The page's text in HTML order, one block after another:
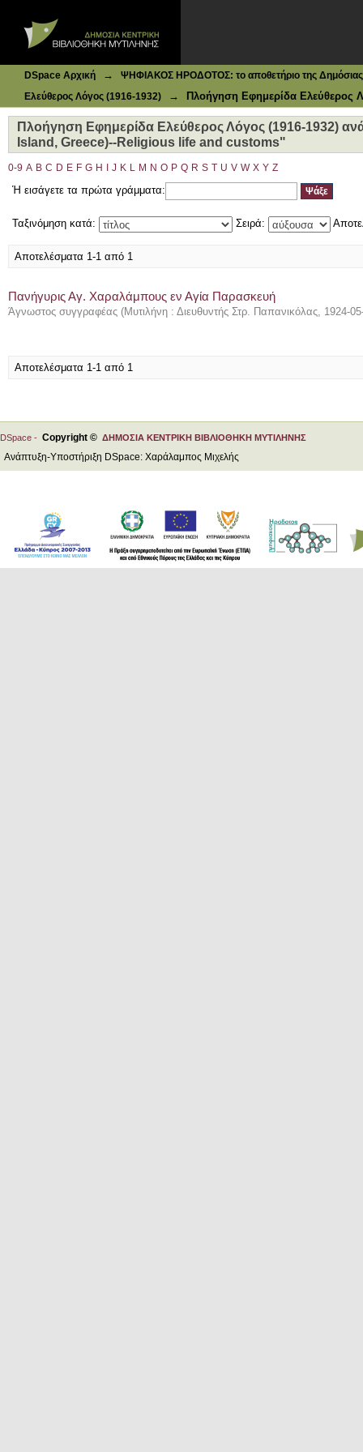
customs"
DSpace Αρχική →
ΨΗΦΙΑΚΟΣ ΗΡΟΔΟΤΟΣ: το αποθετήριο της Δημόσιας
Ελεύθερος Λόγος (1916-1932)
→ Πλοήγηση Εφημερίδα Ελεύθερος
Πλοήγηση Εφημερίδα Ελεύθερος Λόγος (1916-1932)
Island, Greece)--Religious life and customs"
0-9 A B C D E F G H J K L M N O P Q R S T U V W X Y Z
Ή εισάγετε τα πρώτα γράμματα:
Ταξινόμηση κατά: Σειρά:
Αποτελέσματα 1-1 από 1
Πανήγυρις Αγ. Χαραλάμπους εν Αγία Παρασκευή
Άγνωστος συγγραφέας (Μυτιλήνη : Διευθυντής Στρ. Παπανικόλας, 1924-
Αποτελέσματα 1-1 από 1
DSpace - Copyright © ΔΗΜΟΣΙΑ ΚΕΝΤΡΙΚΗ ΒΙΒΛΙΟΘΗΚΗ ΜΥΤΙΛΗΝΗΣ
Ανάπτυξη-Υποστήριξη DSpace: Χαράλαμπος Μιχελής